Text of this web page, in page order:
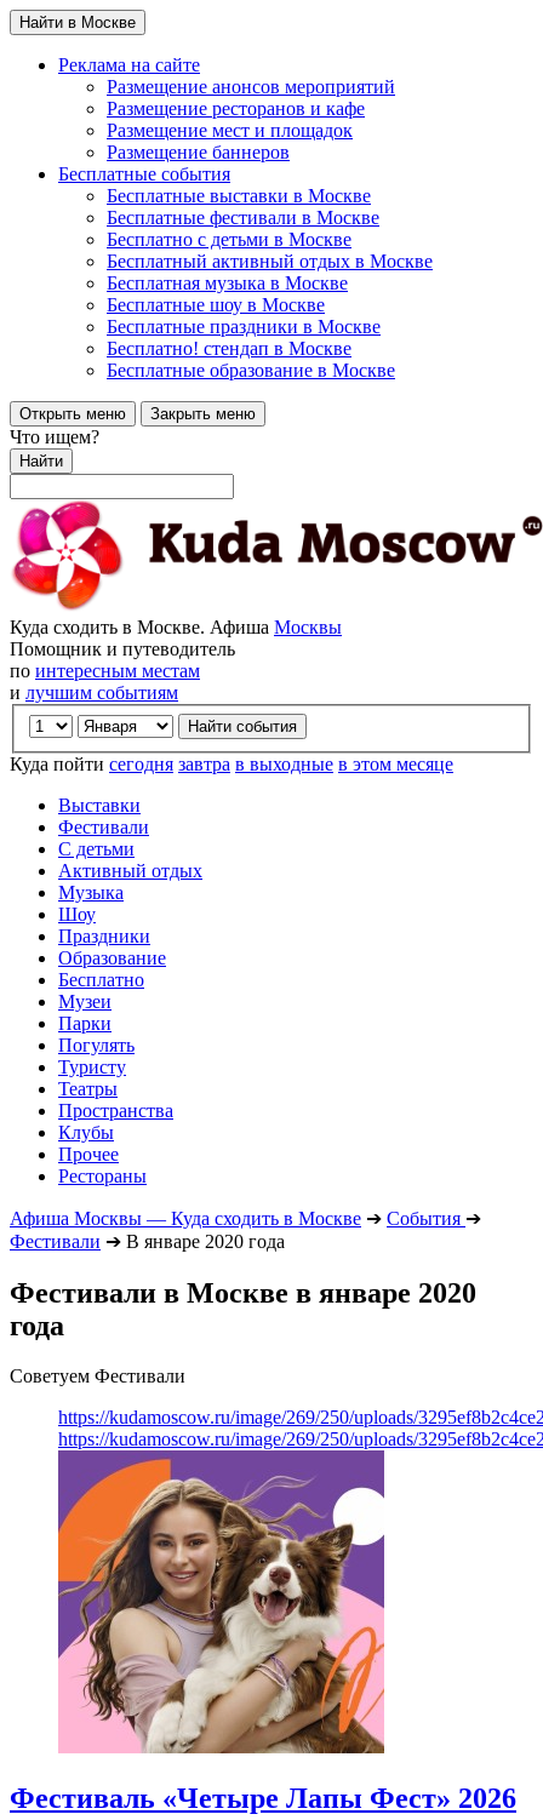
Найти в Москве
Реклама на сайте
Размещение анонсов мероприятий
Размещение ресторанов и кафе
Размещение мест и площадок
Размещение баннеров
Бесплатные события
Бесплатные выставки в Москве
Бесплатные фестивали в Москве
Бесплатно с детьми в Москве
Бесплатный активный отдых в Москве
Бесплатная музыка в Москве
Бесплатные шоу в Москве
Бесплатные праздники в Москве
Бесплатно! стендап в Москве
Бесплатные образование в Москве
Открыть меню Закрыть меню
Что ищем?
Найти
Куда сходить в Москве. Афиша Москвы
Помощник и путеводитель
по интересным местам
и лучшим событиям
Куда пойти сегодня завтра в выходные в этом месяце
Выставки
Фестивали
С детьми
Активный отдых
Музыка
Шоу
Праздники
Образование
Бесплатно
Музеи
Парки
Погулять
Туристу
Театры
Пространства
Клубы
Прочее
Рестораны
Афиша Москвы — Куда сходить в Москве ➔ События ➔
Фестивали ➔ В январе 2020 года
Фестивали в Москве в январе 2020
года
Советуем Фестивали
https://kudamoscow.ru/image/269/250/uploads/
https://kudamoscow.ru/image/269/250/uploads/
Фестиваль «Четыре Лапы Фест» 2026